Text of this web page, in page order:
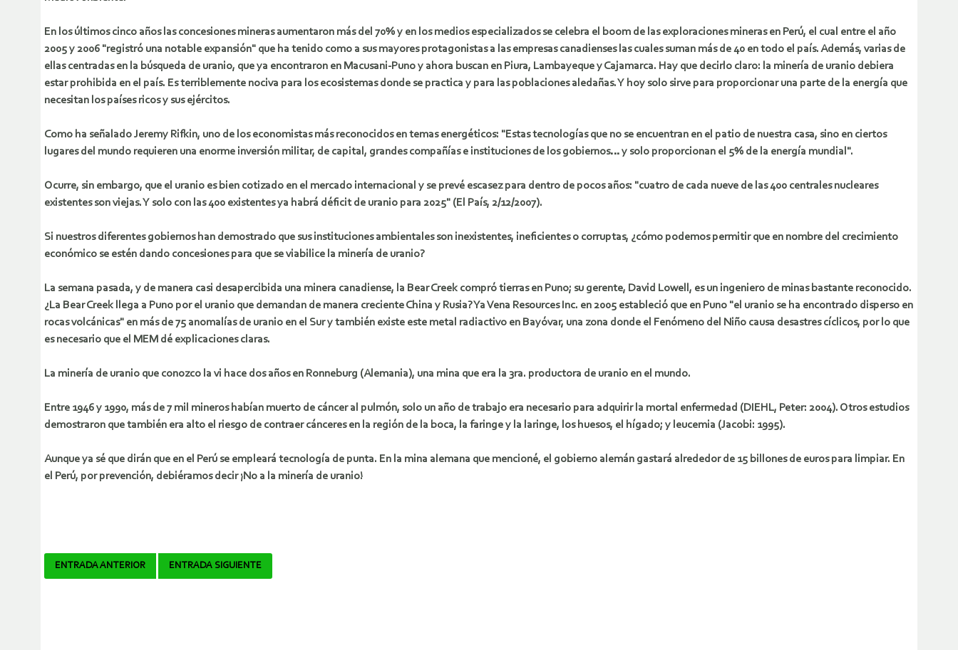
En los últimos cinco años las concesiones mineras aumentaron más del 70% y en los medios especializados se celebra el boom de las exploraciones mineras en Perú, el cual entre el año
2005 y 2006 "registró una notable expansión" que ha tenido como a sus mayores protagonistas a las empresas canadienses las cuales suman más de 40 en todo el país. Además, varias de
ellas centradas en la búsqueda de uranio, que ya encontraron en Macusani-Puno y ahora buscan en Piura, Lambayeque y Cajamarca. Hay que decirlo claro: la minería de uranio debiera
estar prohibida en el país. Es terriblemente nociva para los ecosistemas donde se practica y para las poblaciones aledañas. Y hoy solo sirve para proporcionar una parte de la energía que
necesitan los países ricos y sus ejércitos.
Como ha señalado Jeremy Rifkin, uno de los economistas más reconocidos en temas energéticos: "Estas tecnologías que no se encuentran en el patio de nuestra casa, sino en ciertos
lugares del mundo requieren una enorme inversión militar, de capital, grandes compañías e instituciones de los gobiernos… y solo proporcionan el 5% de la energía mundial".
Ocurre, sin embargo, que el uranio es bien cotizado en el mercado internacional y se prevé escasez para dentro de pocos años: "cuatro de cada nueve de las 400 centrales nucleares
existentes son viejas. Y solo con las 400 existentes ya habrá déficit de uranio para 2025" (El País, 2/12/2007).
Si nuestros diferentes gobiernos han demostrado que sus instituciones ambientales son inexistentes, ineficientes o corruptas, ¿cómo podemos permitir que en nombre del crecimiento
económico se estén dando concesiones para que se viabilice la minería de uranio?
La semana pasada, y de manera casi desapercibida una minera canadiense, la Bear Creek compró tierras en Puno; su gerente, David Lowell, es un ingeniero de minas bastante reconocido.
¿La Bear Creek llega a Puno por el uranio que demandan de manera creciente China y Rusia? Ya Vena Resources Inc. en 2005 estableció que en Puno "el uranio se ha encontrado disperso en
rocas volcánicas" en más de 75 anomalías de uranio en el Sur y también existe este metal radiactivo en Bayóvar, una zona donde el Fenómeno del Niño causa desastres cíclicos, por lo que
es necesario que el MEM dé explicaciones claras.
La minería de uranio que conozco la vi hace dos años en Ronneburg (Alemania), una mina que era la 3ra. productora de uranio en el mundo.
Entre 1946 y 1990, más de 7 mil mineros habían muerto de cáncer al pulmón, solo un año de trabajo era necesario para adquirir la mortal enfermedad (DIEHL, Peter: 2004). Otros estudios
demostraron que también era alto el riesgo de contraer cánceres en la región de la boca, la faringe y la laringe, los huesos, el hígado; y leucemia (Jacobi: 1995).
Aunque ya sé que dirán que en el Perú se empleará tecnología de punta. En la mina alemana que mencioné, el gobierno alemán gastará alrededor de 15 billones de euros para limpiar. En
el Perú, por prevención, debiéramos decir ¡No a la minería de uranio!
Navegador
ENTRADA ANTERIOR ENTRADA SIGUIENTE